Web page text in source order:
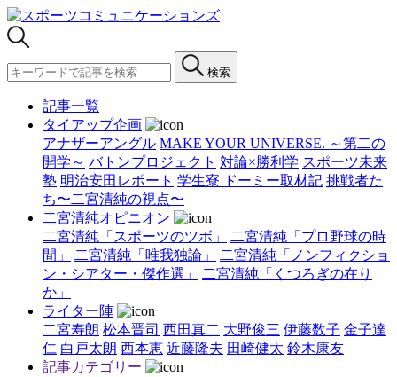
検索
記事一覧
タイアップ企画
アナザーアングル MAKE YOUR UNIVERSE. ～第二の
開学～ バトンプロジェクト 対論×勝利学 スポーツ未来
塾 明治安田レポート 学生寮 ドーミー取材記 挑戦者た
ち〜二宮清純の視点〜
二宮清純オピニオン
二宮清純「スポーツのツボ」
二宮清純「プロ野球の時
間」
二宮清純「唯我独論」
二宮清純「ノンフィクショ
ン・シアター・傑作選」
二宮清純「くつろぎの在り
か」
ライター陣
二宮寿朗 松本晋司 西田真二 大野俊三 伊藤数子 金子達
仁 白戸太朗 西本恵 近藤隆夫 田崎健太 鈴木康友
記事カテゴリー